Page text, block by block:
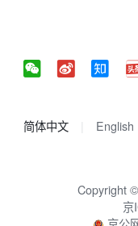
简体中文 English
Copyright
京